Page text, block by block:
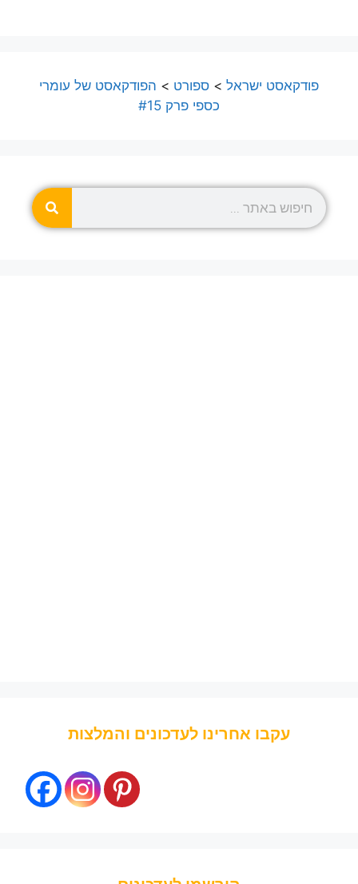
פודקאסט ישראל > ספורט > הפודקאסט של עומרי
כספי פרק #15
עקבו אחרינו לעדכונים והמלצות